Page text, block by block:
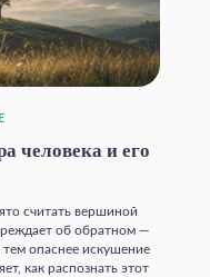
человека и его
считать вершиной
об обратном —
опаснее искушение
как распознать этот